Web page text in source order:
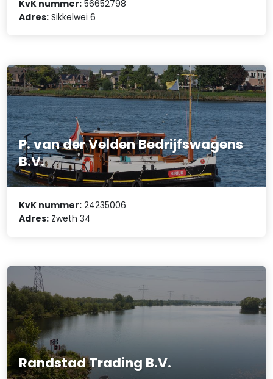
KvK nummer: 56652798
Adres: Sikkelwei 6
P. van der Velden Bedrijfswagens
B.V.
KvK nummer: 24235006
Adres: Zweth 34
Randstad Trading B.V.